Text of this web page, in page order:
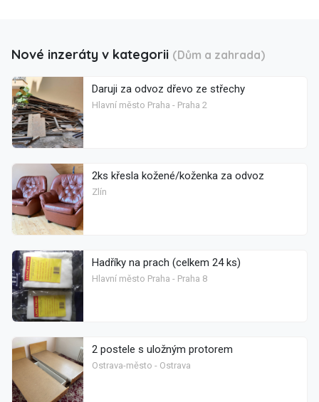
Nové inzeráty v kategorii (Dům a zahrada)
Daruji za odvoz dřevo ze střechy
Hlavní město Praha - Praha 2
2ks křesla kožené/koženka za odvoz
Zlín
Hadříky na prach (celkem 24 ks)
Hlavní město Praha - Praha 8
2 postele s uložným protorem
Ostrava-město - Ostrava